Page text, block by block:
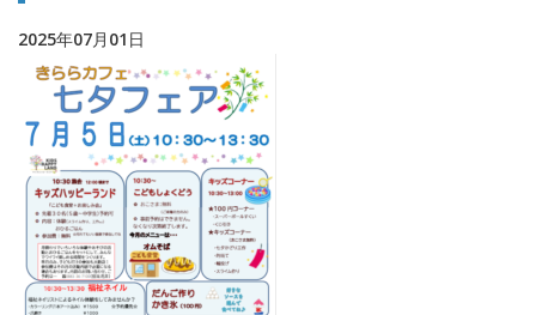
2025年07月01日